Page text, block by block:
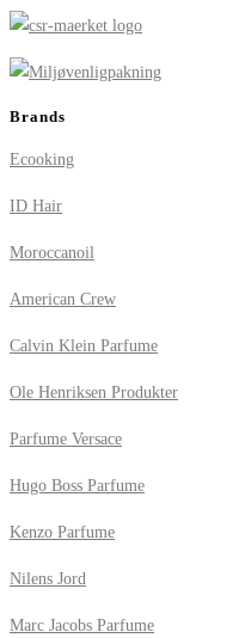
Brands
Ecooking
ID Hair
Moroccanoil
American Crew
Calvin Klein Parfume
Ole Henriksen Produkter
Parfume Versace
Hugo Boss Parfume
Kenzo Parfume
Nilens Jord
Marc Jacobs Parfume